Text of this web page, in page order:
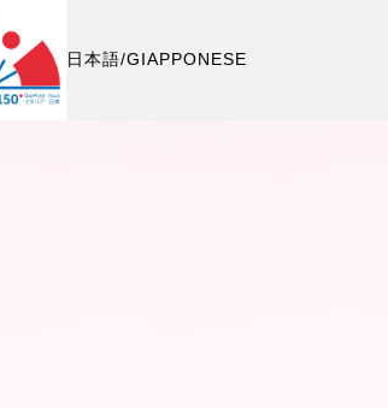
日本語/GIAPPONESE